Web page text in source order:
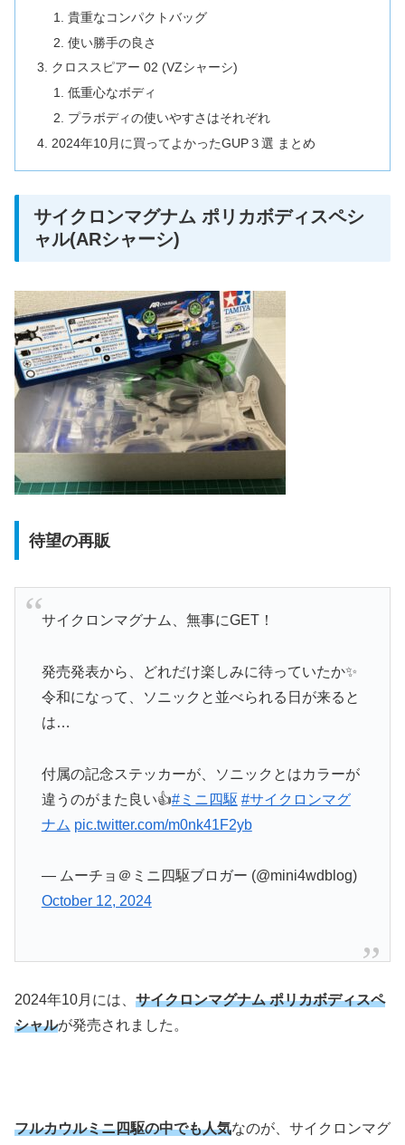
貴重なコンパクトバッグ
使い勝手の良さ
クロススピアー 02 (VZシャーシ)
低重心なボディ
プラボディの使いやすさはそれぞれ
2024年10月に買ってよかったGUP３選 まとめ
サイクロンマグナム ポリカボディスペシ
ャル(ARシャーシ)
待望の再販
サイクロンマグナム、無事にGET！
発売発表から、どれだけ楽しみに待っていたか✨
令和になって、ソニックと並べられる日が来ると
は…
付属の記念ステッカーが、ソニックとはカラーが
違うのがまた良い👍#ミニ四駆 #サイクロンマグ
ナム pic.twitter.com/m0nk41F2yb
— ムーチョ＠ミニ四駆ブロガー (@mini4wdblog)
October 12, 2024
2024年10月には、 サイクロンマグナム ポリカボディスペ
シャルが発売されました。
フルカウルミニ四駆の中でも人気なのが、サイクロンマグ